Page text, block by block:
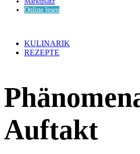
Online lesen
KULINARIK
REZEPTE
Auftakt